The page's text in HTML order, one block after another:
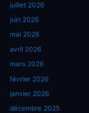
juillet 2026
juin 2026
mai 2026
avril 2026
mars 2026
février 2026
janvier 2026
décembre 2025